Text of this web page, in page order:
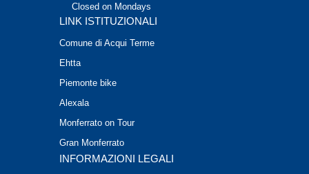
Closed on Mondays
LINK ISTITUZIONALI
Comune di Acqui Terme
Ehtta
Piemonte bike
Alexala
Monferrato on Tour
Gran Monferrato
INFORMAZIONI LEGALI